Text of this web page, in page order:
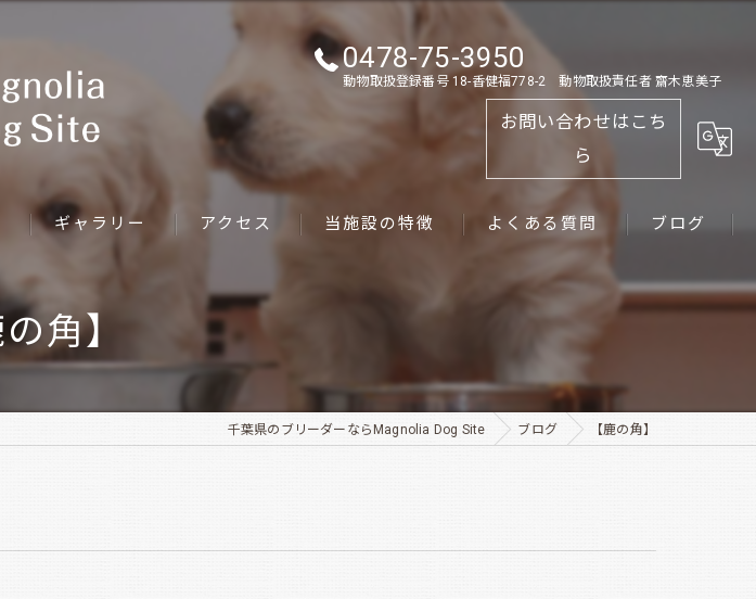
0478-75-3950
動物取扱登録番号 18-香健福778-2 動物取扱責任者 齋木恵美子
お問い合わせはこち
ら
ギャラリー アクセス 当施設の特徴
犬舎
よくある質問 ブログ
角】
千葉県のブリーダーならMagnolia Dog Site ブログ 【鹿の角】